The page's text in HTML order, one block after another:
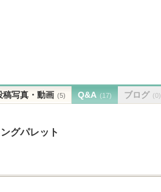
稿写真・動画 (5) Q&A (17) ブログ (0)
グパレット